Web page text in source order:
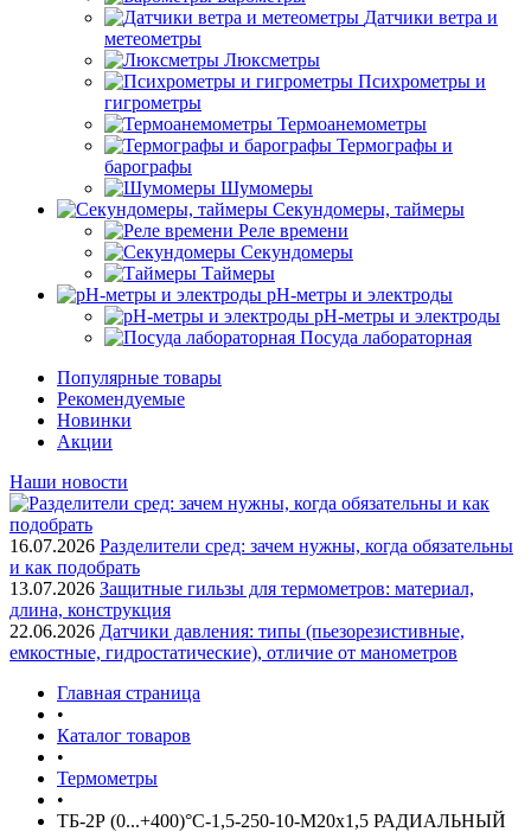
Датчики ветра и
метеометры
Люксметры
Психрометры и
гигрометры
Термоанемометры
Термографы и
барографы
Шумомеры
Секундомеры, таймеры
Реле времени
Секундомеры
Таймеры
pH-метры и электроды
pH-метры и электроды
Посуда лабораторная
Популярные товары
Рекомендуемые
Новинки
Акции
Наши новости
16.07.2026 Разделители сред: зачем нужны, когда обязательны
и как подобрать
13.07.2026 Защитные гильзы для термометров: материал,
длина, конструкция
22.06.2026 Датчики давления: типы (пьезорезистивные,
емкостные, гидростатические), отличие от манометров
Главная страница
•
Каталог товаров
•
Термометры
•
ТБ-2Р (0...+400)°С-1,5-250-10-М20х1,5 РАДИАЛЬНЫЙ